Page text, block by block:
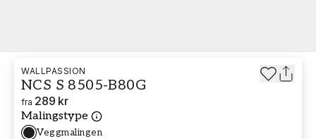
WALLPASSION
NCS S 8505-B80G
fra 289 kr
Malingstype
Veggmalingen